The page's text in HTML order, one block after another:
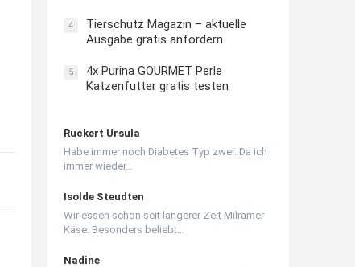
4
Tierschutz Magazin – aktuelle
Ausgabe gratis anfordern
5
4x Purina GOURMET Perle
Katzenfutter gratis testen
Ruckert Ursula
Habe immer noch Diabetes Typ zwei. Da ich
immer wieder…
Isolde Steudten
Wir essen schon seit längerer Zeit Milramer
Käse. Besonders beliebt…
Nadine